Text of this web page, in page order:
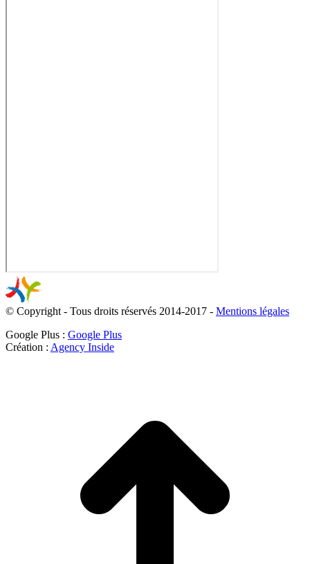
© Copyright - Tous droits réservés 2014-2017 - Mentions légales
Google Plus : Google Plus
Création : Agency Inside